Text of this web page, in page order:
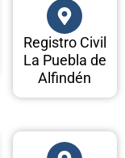
Registro Civil
La Puebla de
Alfindén